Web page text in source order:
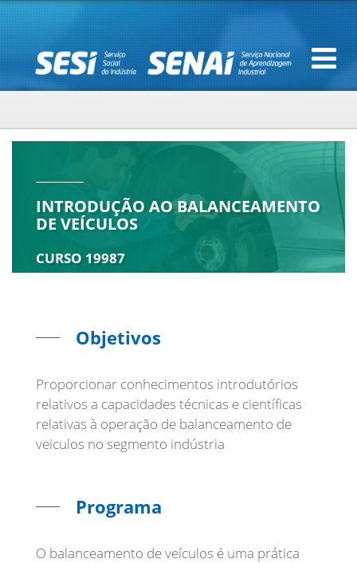
INTRODUÇÃO AO BALANCEAMENTO
DE VEÍCULOS
CURSO 19987
Objetivos
Proporcionar conhecimentos introdutórios
relativos a capacidades técnicas e científicas
relativas à operação de balanceamento de
veiculos no segmento indústria
Programa
O balanceamento de veículos é uma prática